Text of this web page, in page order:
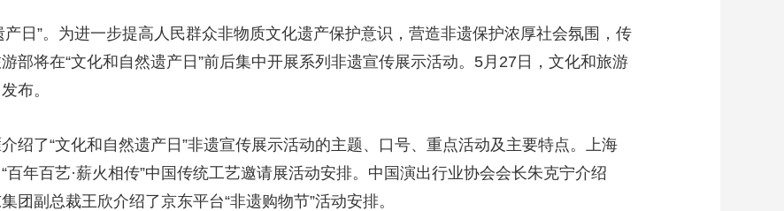
使用合作网站账号登录
日”。为进一步提高人民群众非物质文化遗产保护意识，营造非遗保护浓厚社会氛围，传
部将在“文化和自然遗产日”前后集中开展系列非遗宣传展示活动。5月27日，文化和旅游
布。
绍了“文化和自然遗产日”非遗宣传展示活动的主题、口号、重点活动及主要特点。上海
年百艺·薪火相传”中国传统工艺邀请展活动安排。中国演出行业协会会长朱克宁介绍
团副总裁王欣介绍了京东平台“非遗购物节”活动安排。